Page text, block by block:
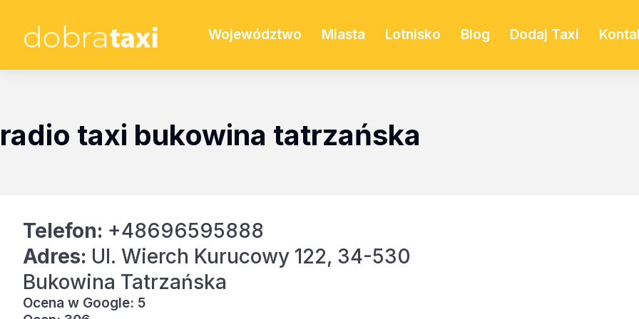
Województwo Miasta Lotnisko Blog Dodaj Taxi
radio taxi bukowina tatrzańska
Telefon: +48696595888
Adres: Ul. Wierch Kurucowy 122, 34-530
Bukowina Tatrzańska
Ocena w Google: 5